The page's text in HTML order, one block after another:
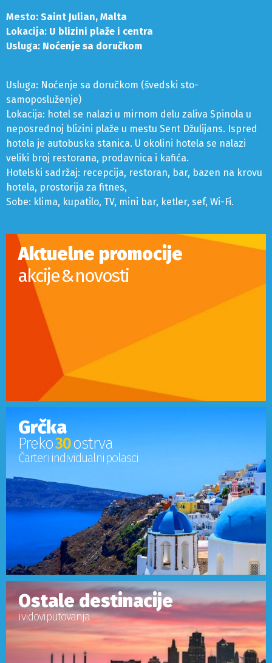
Mesto: Saint Julian, Malta
Lokacija: U blizini plaže i centra
Usluga: Noćenje sa doručkom
Usluga: Noćenje sa doručkom (švedski sto-
samoposluženje)
Lokacija: hotel se nalazi u mirnom delu zaliva Spinola u
neposrednoj blizini plaže u mestu Sent Džulijans. Ispred
hotela je autobuska stanica. U okolini hotela se nalazi
veliki broj restorana, prodavnica i kafića.
Hotelski sadržaj: recepcija, restoran, bar, bazen na krovu
hotela, prostorija za fitnes,
Sobe: klima, kupatilo, TV, mini bar, ketler, sef, Wi-Fi.
Aktuelne promocije
akcije & novosti
Grčka
Preko30ostrva
Čarter i individualni polasci
Ostale destinacije
i vidovi putovanja